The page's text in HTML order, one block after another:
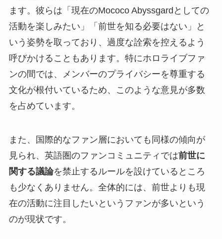
ます。彼らは「現在のMococo Abyssgardとしての
活動を楽しみたい」「前世を知る必要はない」と
いう姿勢を取っており、過度な詮索を控えるよう
呼びかけることもあります。特にホロライブファ
ンの間では、メンバーのプライバシーを尊重する
文化が根付いているため、このような意見が多数
を占めています。
また、国際的なファン層においても同様の傾向が
見られ、英語圏のファンコミュニティでは前世に
関する議論を禁止するルールを設けているところ
も少なくありません。全体的には、前世よりも現
在の活動に注目したいというファンが多いという
のが現状です。